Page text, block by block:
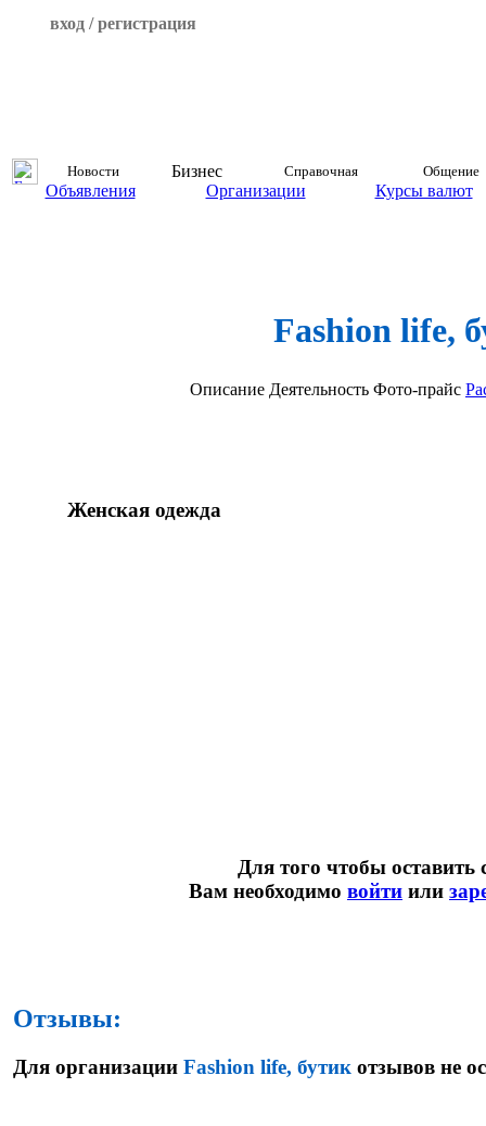
вход / регистрация
Новости Бизнес Справочная Общение
Объявления Организации Курсы валют
Fashion life,
Описание Деятельность Фото-прайс
Женская одежда
Для того чтобы оставить
Вам необходимо войти или
Отзывы:
Для организации Fashion life, бутик отзывов не